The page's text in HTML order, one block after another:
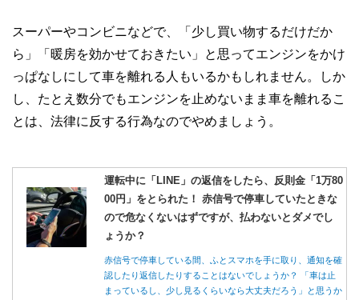
スーパーやコンビニなどで、「少し買い物するだけだか
ら」「暖房を効かせておきたい」と思ってエンジンをかけ
っぱなしにして車を離れる人もいるかもしれません。しか
し、たとえ数分でもエンジンを止めないまま車を離れるこ
とは、法律に反する行為なのでやめましょう。
運転中に「LINE」の返信をしたら、反則金「1万80
00円」をとられた！ 赤信号で停車していたときな
ので危なくないはずですが、払わないとダメでし
ょうか？
赤信号で停車している間、ふとスマホを手に取り、通知を確
認したり返信したりすることはないでしょうか？ 「車は止
まっているし、少し見るくらいなら大丈夫だろう」と思うか